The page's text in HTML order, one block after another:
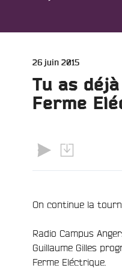
Publié
26 juin 2015
Tu as
Ferme
On continue la
Radio Campus
Guillaume Gilles
Ferme Eléctrique.